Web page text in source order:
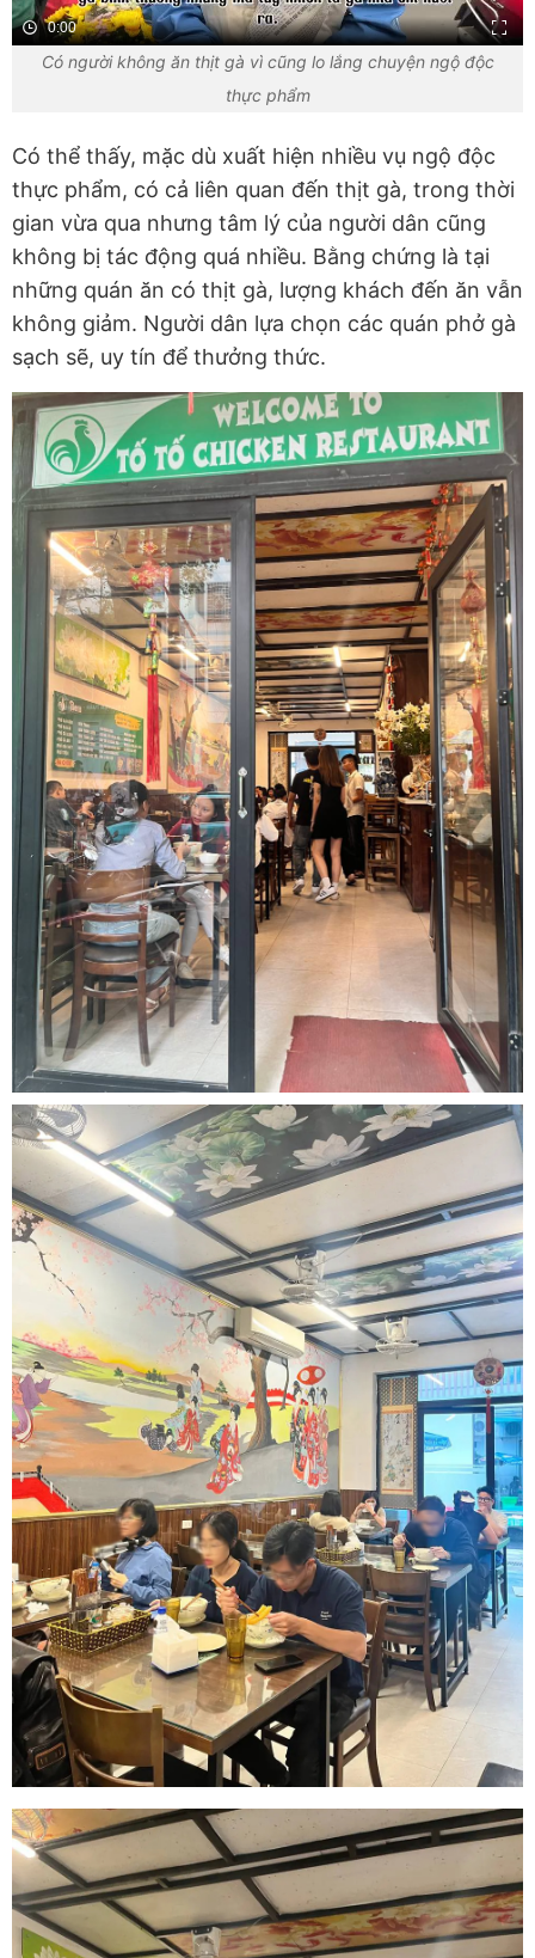
0:00
Có người không ăn thịt gà vì cũng lo lắng chuyện ngộ độc
thực phẩm
Có thể thấy, mặc dù xuất hiện nhiều vụ ngộ độc
thực phẩm, có cả liên quan đến thịt gà, trong thời
gian vừa qua nhưng tâm lý của người dân cũng
không bị tác động quá nhiều. Bằng chứng là tại
những quán ăn có thịt gà, lượng khách đến ăn vẫn
không giảm. Người dân lựa chọn các quán phở gà
sạch sẽ, uy tín để thưởng thức.